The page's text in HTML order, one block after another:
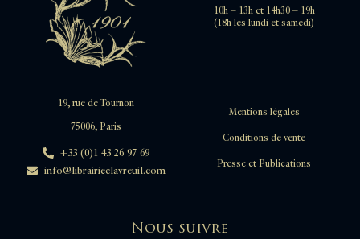
10h – 13h et 14h30 – 19h
(18h les lundi et samedi)
19, rue de Tournon
75006, Paris
+33 (0)1 43 26 97 69
info@librairieclavreuil.com
Mentions légales
Conditions de vente
Presse et Publications
Nous suivre